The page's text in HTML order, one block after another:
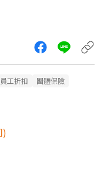
員工折扣 團體保險
)